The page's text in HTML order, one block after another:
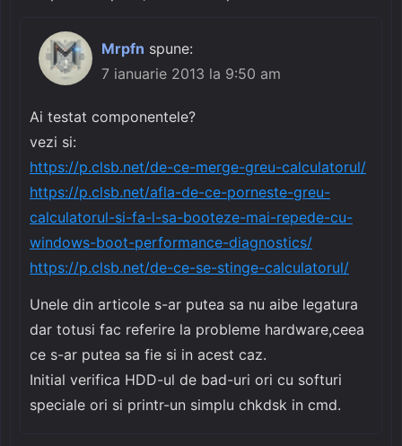
Mrpfn spune:
7 ianuarie 2013 la 9:50 am
Ai testat componentele?
vezi si:
https://p.clsb.net/de-ce-merge-greu-calculatorul/
https://p.clsb.net/afla-de-ce-porneste-greu-
calculatorul-si-fa-l-sa-booteze-mai-repede-cu-
windows-boot-performance-diagnostics/
https://p.clsb.net/de-ce-se-stinge-calculatorul/
Unele din articole s-ar putea sa nu aibe legatura
dar totusi fac referire la probleme hardware,ceea
ce s-ar putea sa fie si in acest caz.
Initial verifica HDD-ul de bad-uri ori cu softuri
speciale ori si printr-un simplu chkdsk in cmd.